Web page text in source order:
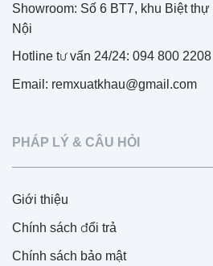
Showroom: Số 6 BT7, khu Biệt
Nội
Hotline tư vấn 24/24: 094 800
Email: remxuatkhau@gmail.com
PHÁP LÝ & CÂU HỎI
Giới thiệu
Chính sách đổi trả
Chính sách bảo mật